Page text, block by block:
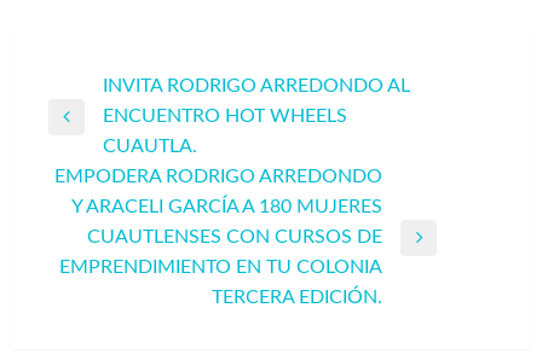
Navegación
de
entradas
INVITA RODRIGO ARREDONDO AL
ENCUENTRO HOT WHEELS
CUAUTLA.
EMPODERA RODRIGO ARREDONDO
Y ARACELI GARCÍA A 180 MUJERES
CUAUTLENSES CON CURSOS DE
EMPRENDIMIENTO EN TU COLONIA
TERCERA EDICIÓN.